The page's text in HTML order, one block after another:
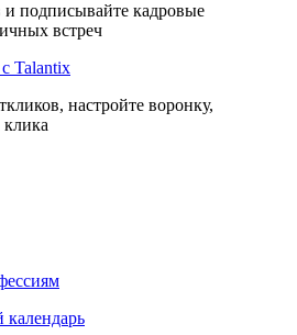
и подписывайте кадровые
встреч
Talantix
настройте воронку,
клика